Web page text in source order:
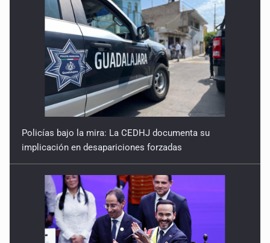
Policías bajo la mira: La CEDHJ documenta su
implicación en desapariciones forzadas